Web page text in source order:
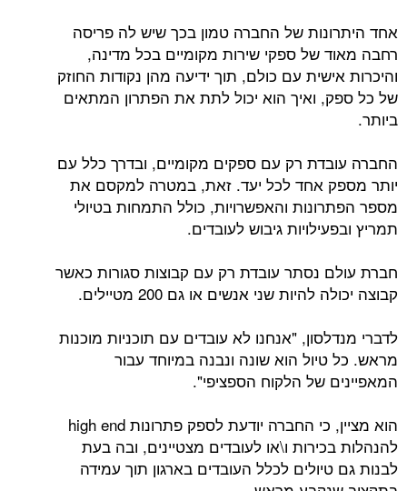
אחד היתרונות של החברה טמון בכך שיש לה פריסה
רחבה מאוד של ספקי שירות מקומיים בכל מדינה,
והיכרות אישית עם כולם, תוך ידיעה מהן נקודות החוזק
של כל ספק, ואיך הוא יכול לתת את הפתרון המתאים
ביותר.
החברה עובדת רק עם ספקים מקומיים, ובדרך כלל עם
יותר מספק אחד לכל יעד. זאת, במטרה למקסם את
מספר הפתרונות והאפשרויות, כולל התמחות בטיולי
תמריץ ובפעילויות גיבוש לעובדים.
חברת עולם נסתר עובדת רק עם קבוצות סגורות כאשר
קבוצה יכולה להיות שני אנשים או גם 200 מטיילים.
לדברי מנדלסון, "אנחנו לא עובדים עם תוכניות מוכנות
מראש. כל טיול הוא שונה ונבנה במיוחד עבור
המאפיינים של הלקוח הספציפי".
הוא מציין, כי החברה יודעת לספק פתרונות high end
להנהלות בכירות ו\או לעובדים מצטיינים, ובה בעת
לבנות גם טיולים לכלל העובדים בארגון תוך עמידה